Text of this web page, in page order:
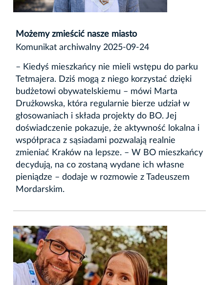
Możemy zmieścić nasze miasto
Komunikat archiwalny 2025-09-24
– Kiedyś mieszkańcy nie mieli wstępu do parku
Tetmajera. Dziś mogą z niego korzystać dzięki
budżetowi obywatelskiemu – mówi Marta
Drużkowska, która regularnie bierze udział w
głosowaniach i składa projekty do BO. Jej
doświadczenie pokazuje, że aktywność lokalna i
współpraca z sąsiadami pozwalają realnie
zmieniać Kraków na lepsze. – W BO mieszkańcy
decydują, na co zostaną wydane ich własne
pieniądze – dodaje w rozmowie z Tadeuszem
Mordarskim.